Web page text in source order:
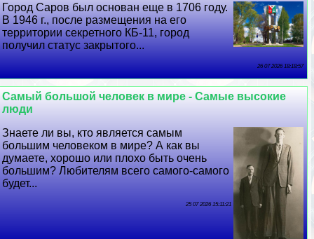
Город Саров был основан еще в 1706 году.
В 1946 г., после размещения на его
территории секретного КБ-11, город
получил статус закрытого...
26 07 2026 18:18:57
Самый большой человек в мире - Самые высокие
люди
Знаете ли вы, кто является самым
большим человеком в мире? А как вы
думаете, хорошо или плохо быть очень
большим? Любителям всего самого-самого
будет...
25 07 2026 15:11:21